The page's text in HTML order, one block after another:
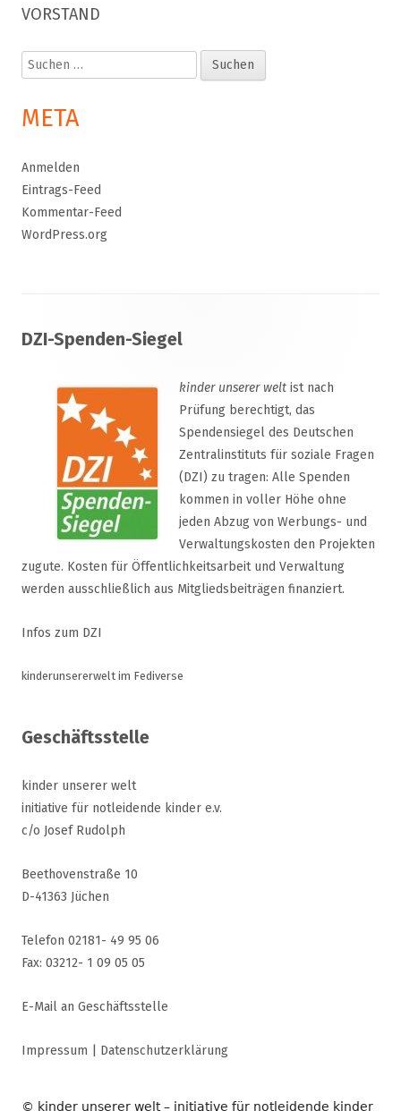
VORSTAND
Suchen
nach:
META
Anmelden
Eintrags-Feed
Kommentar-Feed
WordPress.org
Inhalt
DZI-Spenden-Siegel
kinder unserer welt ist nach
Prüfung berechtigt, das
Spendensiegel des Deutschen
Zentralinstituts für soziale Fragen
(DZI) zu tragen: Alle Spenden
kommen in voller Höhe ohne
jeden Abzug von Werbungs- und
Verwaltungskosten den Projekten
zugute. Kosten für Öffentlichkeitsarbeit und Verwaltung
werden ausschließlich aus Mitgliedsbeiträgen finanziert.
Infos zum DZI
kinderunsererwelt im Fediverse
Geschäftsstelle
kinder unserer welt
initiative für notleidende kinder e.v.
c/o Josef Rudolph
Beethovenstraße 10
D-41363 Jüchen
Telefon 02181- 49 95 06
Fax: 03212- 1 09 05 05
E-Mail an Geschäftsstelle
Impressum Datenschutzerklärung
© kinder unserer welt – initiative für notleidende kinder